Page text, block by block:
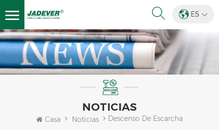
ES
NOTICIAS
Casa Noticias Descenso De Escarcha